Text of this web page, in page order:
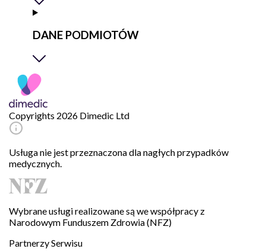
DANE PODMIOTÓW
Copyrights 2026 Dimedic Ltd
Usługa nie jest przeznaczona dla nagłych przypadków
medycznych.
Wybrane usługi realizowane są we współpracy z
Narodowym Funduszem Zdrowia (NFZ)
Partnerzy Serwisu